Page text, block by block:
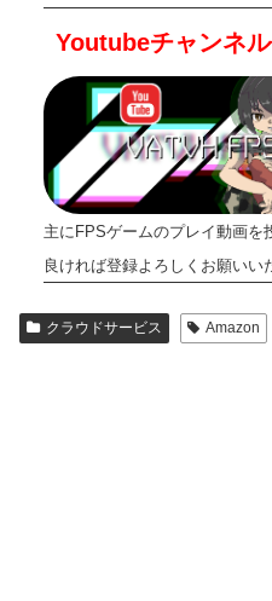
Youtubeチャンネル
主にFPSゲームのプレイ動画を
良ければ登録よろしくお願いい
クラウドサービス Amazon